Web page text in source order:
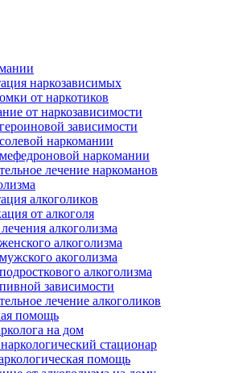
наркозависимых
от наркотиков
от наркозависимости
зависимости
наркомании
наркомании
лечение наркоманов
алкоголиков
от алкоголя
алкоголизма
алкоголизма
акоголизма
алкоголизма
зависимости
лечение алкоголиков
помощь
на дом
стационар
помощь